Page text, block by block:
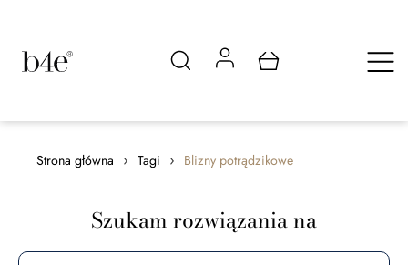
Strona główna › Tagi › Blizny potrądzikowe
Szukam rozwiązania na